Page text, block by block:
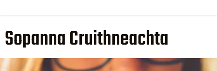
Sopanna Cruithneachta